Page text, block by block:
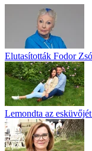
Elutasították Fodor
Lemondta az